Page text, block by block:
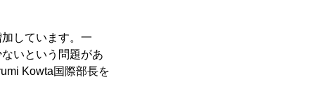
しています。一
いという問題があ
Kowta国際部長を